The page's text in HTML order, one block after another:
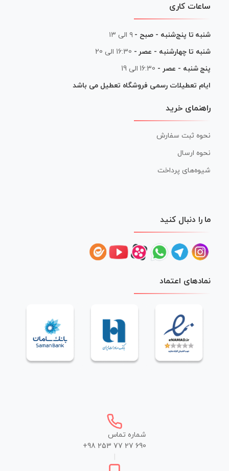
ساعات کاری
شنبه تا پنج‌شنبه - صبح - ۹ الی ۱۳
شنبه تا چهارشنبه - عصر - 16:30 الی 20
پنج شنبه - عصر - 16:30 الی 19
ایام تعطیلات رسمی فروشگاه تعطیل می باشد
راهنمای خرید
نحوه ثبت سفارش
نحوه ارسال
شیوه‌های پرداخت
ما را دنبال کنید
نمادهای اعتماد
شماره تماس
+98 253 77 27 690